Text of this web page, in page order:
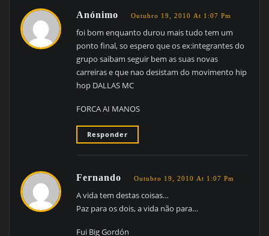
Anónimo Outubro 19, 2010 At 1:07 Pm
foi bom enquanto durou mais tudo tem um
ponto final, so espero que os ex:integrantes do
grupo saibam seguir bem as suas novas
carreiras e que nao desistam do movimento hip
hop DALLAS MC
FORCA AI MANOS
Responder
Fernando Outubro 19, 2010 At 1:07 Pm
A vida tem destas coisas…
Paz para os dois, a vida não para…
Fui Big Gordón